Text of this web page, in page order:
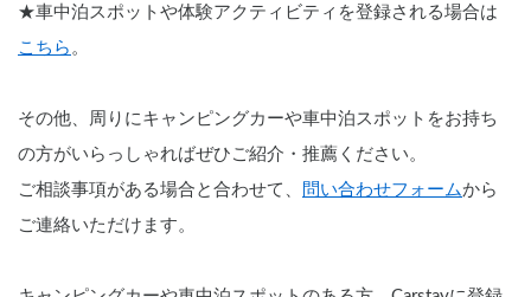
★車中泊スポットや体験アクティビティを登録される場合は
こちら 。
その他、周りにキャンピングカーや車中泊スポットをお持ち
の方がいらっしゃればぜひご紹介・推薦ください。
ご相談事項がある場合と合わせて、
問い合わせフォームから
ご連絡いただけます。